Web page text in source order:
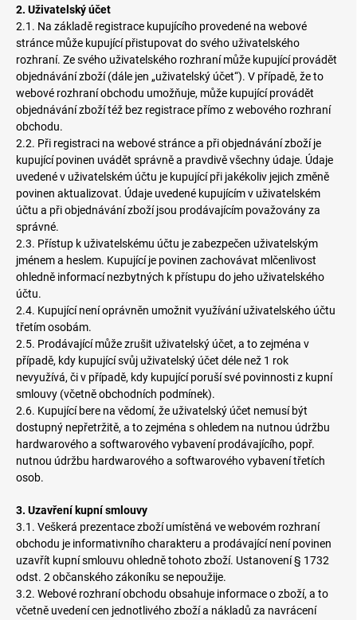
2. Uživatelský účet
2.1. Na základě registrace kupujícího provedené na webové
stránce může kupující přistupovat do svého uživatelského
rozhraní. Ze svého uživatelského rozhraní může kupující provádět
objednávání zboží (dále jen „uživatelský účet“). V případě, že to
webové rozhraní obchodu umožňuje, může kupující provádět
objednávání zboží též bez registrace přímo z webového rozhraní
obchodu.
2.2. Při registraci na webové stránce a při objednávání zboží je
kupující povinen uvádět správně a pravdivě všechny údaje. Údaje
uvedené v uživatelském účtu je kupující při jakékoliv jejich změně
povinen aktualizovat. Údaje uvedené kupujícím v uživatelském
účtu a při objednávání zboží jsou prodávajícím považovány za
správné.
2.3. Přístup k uživatelskému účtu je zabezpečen uživatelským
jménem a heslem. Kupující je povinen zachovávat mlčenlivost
ohledně informací nezbytných k přístupu do jeho uživatelského
účtu.
2.4. Kupující není oprávněn umožnit využívání uživatelského účtu
třetím osobám.
2.5. Prodávající může zrušit uživatelský účet, a to zejména v
případě, kdy kupující svůj uživatelský účet déle než 1 rok
nevyužívá, či v případě, kdy kupující poruší své povinnosti z kupní
smlouvy (včetně obchodních podmínek).
2.6. Kupující bere na vědomí, že uživatelský účet nemusí být
dostupný nepřetržitě, a to zejména s ohledem na nutnou údržbu
hardwarového a softwarového vybavení prodávajícího, popř.
nutnou údržbu hardwarového a softwarového vybavení třetích
osob.
3. Uzavření kupní smlouvy
3.1. Veškerá prezentace zboží umístěná ve webovém rozhraní
obchodu je informativního charakteru a prodávající není povinen
uzavřít kupní smlouvu ohledně tohoto zboží. Ustanovení § 1732
odst. 2 občanského zákoníku se nepoužije.
3.2. Webové rozhraní obchodu obsahuje informace o zboží, a to
včetně uvedení cen jednotlivého zboží a nákladů za navrácení